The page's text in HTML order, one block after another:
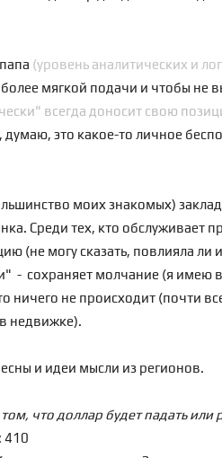
(уровень аналитических и
более мягкой подачи и чтобы не
всегда доносит свою
это какое-то личное
моих знакомых)
Среди тех, кто обслуживает
(не могу сказать, повлияла ли
- сохраняет молчание (я имею
не происходит (почти
недвижке).
и идеи мысли из регионов.
что доллар будет падать или
410